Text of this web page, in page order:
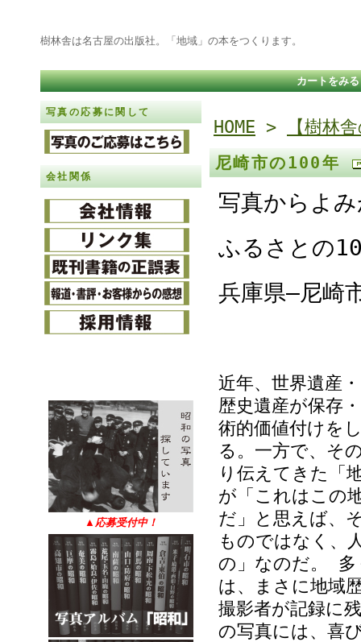
樹林舎は名古屋の出版社。「地域」の本をつくります。
カートをみる
写真の応募に関して
会社関係
▲ 応募受付中！
HOME > 【樹林
尼崎市の100年
写真からよ
ふるさとの
兵庫県―尼崎
近年、世界遺産
歴史遺産が保存
術的価値付けを
る。一方で、そ
り伝えてきた「
が「これはこの
だ」と思えば、
ものではなく、
の」なのだ。 多
は、まさに地域
撮影者が記録に
の写真には、喜